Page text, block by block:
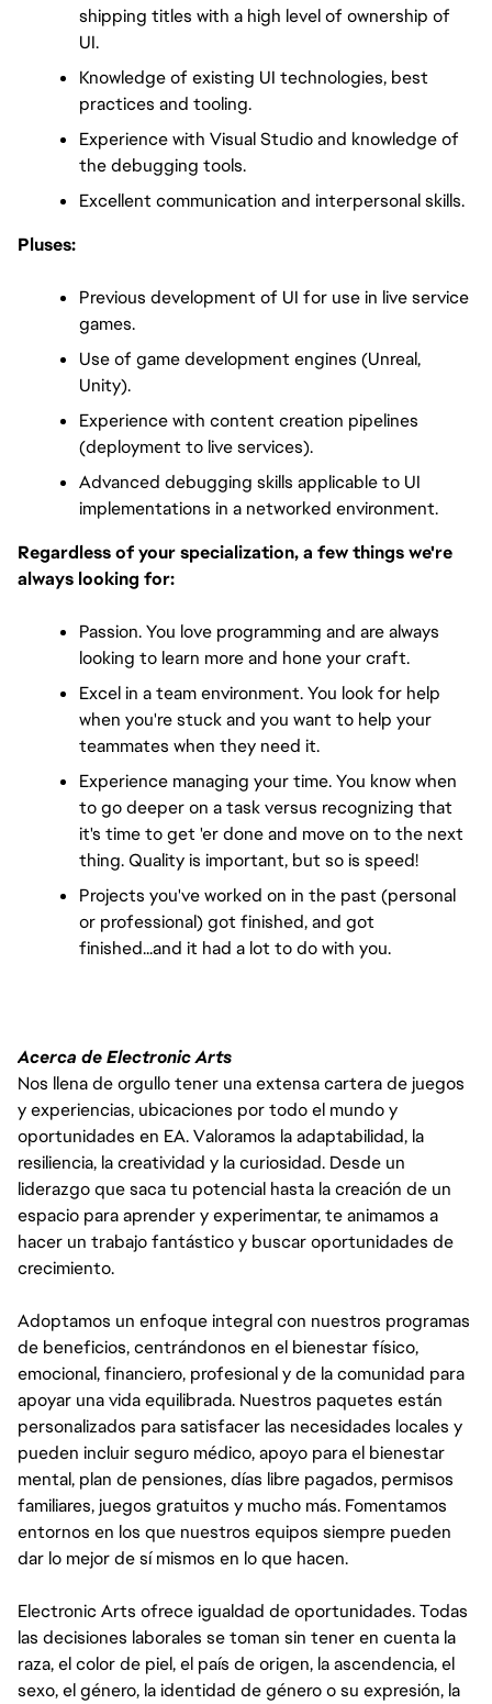
shipping titles with a high level of ownership of
UI.
Knowledge of existing UI technologies, best
practices and tooling.
Experience with Visual Studio and knowledge of
the debugging tools.
Excellent communication and interpersonal skills.
Pluses:
Previous development of UI for use in live service
games.
Use of game development engines (Unreal,
Unity).
Experience with content creation pipelines
(deployment to live services).
Advanced debugging skills applicable to UI
implementations in a networked environment.
Regardless of your specialization, a few things we're
always looking for:
Passion. You love programming and are always
looking to learn more and hone your craft.
Excel in a team environment. You look for help
when you're stuck and you want to help your
teammates when they need it.
Experience managing your time. You know when
to go deeper on a task versus recognizing that
it's time to get 'er done and move on to the next
thing. Quality is important, but so is speed!
Projects you've worked on in the past (personal
or professional) got finished, and got
finished...and it had a lot to do with you.
Acerca de Electronic Arts
Nos llena de orgullo tener una extensa cartera de juegos
y experiencias, ubicaciones por todo el mundo y
oportunidades en EA. Valoramos la adaptabilidad, la
resiliencia, la creatividad y la curiosidad. Desde un
liderazgo que saca tu potencial hasta la creación de un
espacio para aprender y experimentar, te animamos a
hacer un trabajo fantástico y buscar oportunidades de
crecimiento.
Adoptamos un enfoque integral con nuestros programas
de beneficios, centrándonos en el bienestar físico,
emocional, financiero, profesional y de la comunidad para
apoyar una vida equilibrada. Nuestros paquetes están
personalizados para satisfacer las necesidades locales y
pueden incluir seguro médico, apoyo para el bienestar
mental, plan de pensiones, días libre pagados, permisos
familiares, juegos gratuitos y mucho más. Fomentamos
entornos en los que nuestros equipos siempre pueden
dar lo mejor de sí mismos en lo que hacen.
Electronic Arts ofrece igualdad de oportunidades. Todas
las decisiones laborales se toman sin tener en cuenta la
raza, el color de piel, el país de origen, la ascendencia, el
sexo, el género, la identidad de género o su expresión, la